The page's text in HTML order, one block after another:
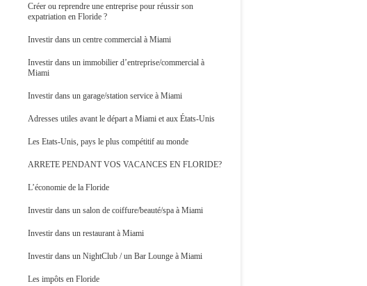
Créer ou reprendre une entreprise pour réussir son
expatriation en Floride ?
Investir dans un centre commercial à Miami
Investir dans un immobilier d’entreprise/commercial à
Miami
Investir dans un garage/station service à Miami
Adresses utiles avant le départ a Miami et aux États-Unis
Les Etats-Unis, pays le plus compétitif au monde
ARRETE PENDANT VOS VACANCES EN FLORIDE?
L’économie de la Floride
Investir dans un salon de coiffure/beauté/spa à Miami
Investir dans un restaurant à Miami
Investir dans un NightClub / un Bar Lounge à Miami
Les impôts en Floride